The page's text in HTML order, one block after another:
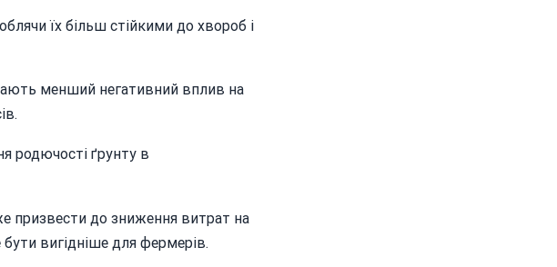
їх більш стійкими до хвороб і
менший негативний вплив на
родючості ґрунту в
призвести до зниження витрат на
вигідніше для фермерів.